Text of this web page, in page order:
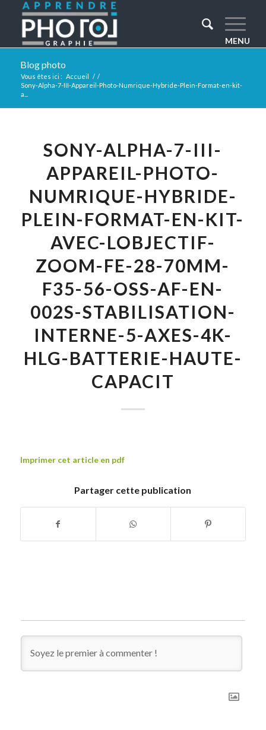
Blog photo
Vous êtes ici : Accueil / /
Sony-Alpha-7-III-Appareil-Photo-Numrique-Hybride-Plein-Format-en-kit-
a...
SONY-ALPHA-7-III-
APPAREIL-PHOTO-
NUMRIQUE-HYBRIDE-
PLEIN-FORMAT-EN-KIT-
AVEC-LOBJECTIF-
ZOOM-FE-28-70MM-
F35-56-OSS-AF-EN-
002S-STABILISATION-
INTERNE-5-AXES-4K-
HLG-BATTERIE-HAUTE-
CAPACIT
Imprimer cet article en pdf
Partager cette publication